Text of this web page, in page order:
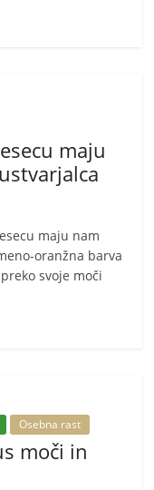
maju
maju nam
oranžna barva
svoje moči
Osebna rast
moči in